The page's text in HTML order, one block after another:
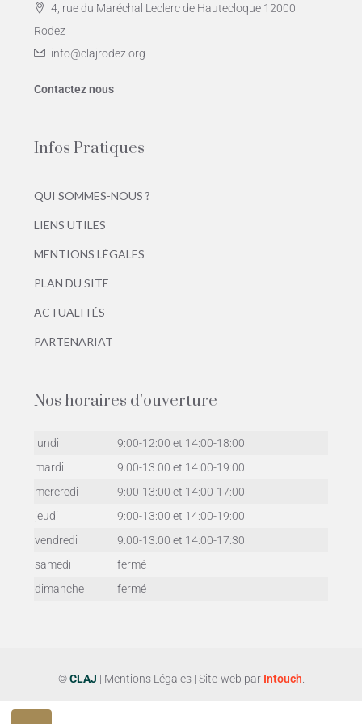
4, rue du Maréchal Leclerc de Hautecloque 12000
Rodez
info@clajrodez.org
Contactez nous
Infos Pratiques
QUI SOMMES-NOUS ?
LIENS UTILES
MENTIONS LÉGALES
PLAN DU SITE
ACTUALITÉS
PARTENARIAT
Nos horaires d’ouverture
lundi
9:00-12:00 et 14:00-18:00
mardi
9:00-13:00 et 14:00-19:00
mercredi
9:00-13:00 et 14:00-17:00
jeudi
9:00-13:00 et 14:00-19:00
vendredi
9:00-13:00 et 14:00-17:30
samedi
fermé
dimanche
fermé
©CLAJ | Mentions Légales| Site-web par Intouch